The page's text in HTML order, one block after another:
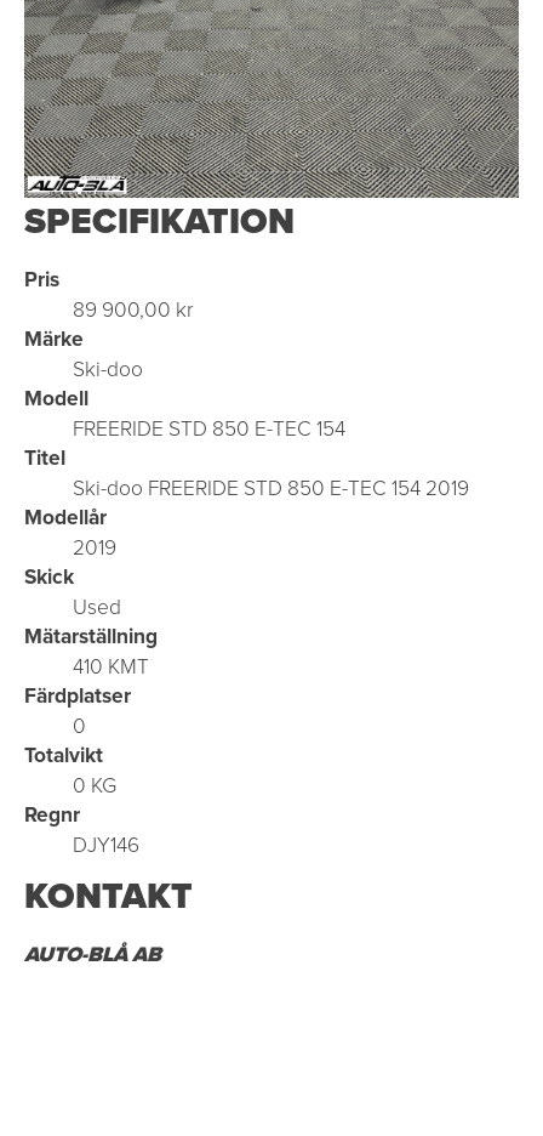
SPECIFIKATION
Pris
89 900,00 kr
Märke
Ski-doo
Modell
FREERIDE STD 850 E-TEC 154
Titel
Ski-doo FREERIDE STD 850 E-TEC 154 2019
Modellår
2019
Skick
Used
Mätarställning
410 KMT
Färdplatser
0
Totalvikt
0 KG
Regnr
DJY146
KONTAKT
AUTO-BLÅ AB